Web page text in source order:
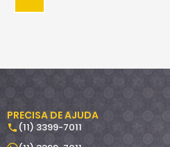
PRECISA DE AJUDA
(11) 3399-7011